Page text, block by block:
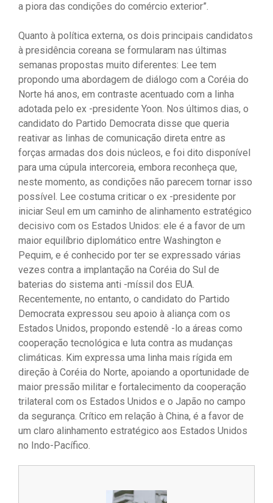
a piora das condições do comércio exterior”.
Quanto à política externa, os dois principais candidatos
à presidência coreana se formularam nas últimas
semanas propostas muito diferentes: Lee tem
propondo uma abordagem de diálogo com a Coréia do
Norte há anos, em contraste acentuado com a linha
adotada pelo ex -presidente Yoon. Nos últimos dias, o
candidato do Partido Democrata disse que queria
reativar as linhas de comunicação direta entre as
forças armadas dos dois núcleos, e foi dito disponível
para uma cúpula intercoreia, embora reconheça que,
neste momento, as condições não parecem tornar isso
possível. Lee costuma criticar o ex -presidente por
iniciar Seul em um caminho de alinhamento estratégico
decisivo com os Estados Unidos: ele é a favor de um
maior equilíbrio diplomático entre Washington e
Pequim, e é conhecido por ter se expressado várias
vezes contra a implantação na Coréia do Sul de
baterias do sistema anti -míssil dos EUA.
Recentemente, no entanto, o candidato do Partido
Democrata expressou seu apoio à aliança com os
Estados Unidos, propondo estendê -lo a áreas como
cooperação tecnológica e luta contra as mudanças
climáticas. Kim expressa uma linha mais rígida em
direção à Coréia do Norte, apoiando a oportunidade de
maior pressão militar e fortalecimento da cooperação
trilateral com os Estados Unidos e o Japão no campo
da segurança. Crítico em relação à China, é a favor de
um claro alinhamento estratégico aos Estados Unidos
no Indo-Pacífico.